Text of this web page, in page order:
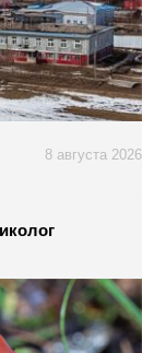
8 августа 2026